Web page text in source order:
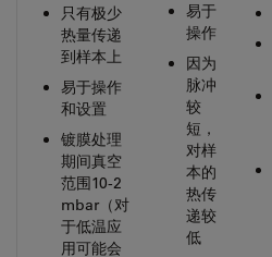
只有极少
热量传递
到样本上
易于操作
和设置
镀膜处理
期间真空
范围10-2
mbar（对
于低温应
用可能会
易于
操作
因为
脉冲
较
短，
对样
本的
热传
递较
低